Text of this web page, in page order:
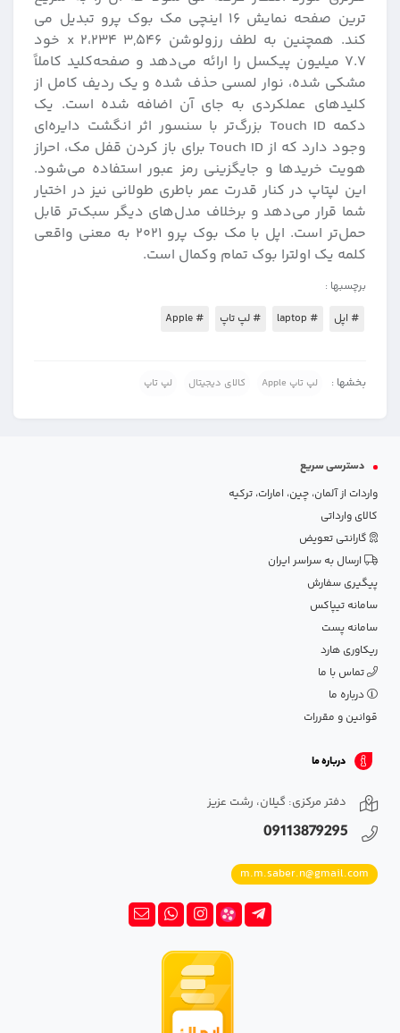
ترین صفحه نمایش ۱۶ اینچی مک بوک پرو تبدیل می
کند. همچنین به لطف رزولوشن ۳,۵۴۶ x ۲،۲۳۴ خود
۷.۷ میلیون پیکسل را ارائه می‌دهد و صفحه‌کلید کاملاً
مشکی شده، نوار لمسی حذف شده و یک ردیف کامل از
کلیدهای عملکردی به جای آن اضافه شده است. یک
دکمه Touch ID بزرگ‌تر با سنسور اثر انگشت دایره‌ای
وجود دارد که از Touch ID برای باز کردن قفل مک، احراز
هویت خریدها و جایگزینی رمز عبور استفاده می‌شود.
این لپتاپ در کنار قدرت عمر باطری طولانی نیز در اختیار
شما قرار می‌دهد و برخلاف مدل‌های دیگر سبک‌تر قابل
حمل‌تر است. اپل با مک بوک پرو ۲۰۲۱ به معنی واقعی
کلمه یک اولترا بوک تمام وکمال است.
برچسبها :
# اپل # laptop # لپ تاپ # Apple
بخشها : لپ تاپ Apple کالای دیجیتال لپ تاپ
دسترسی سریع
واردات از آلمان، چین، امارات، ترکیه
کالای وارداتی
گارانتی تعویض
ارسال به سراسر ایران
پیگیری سفارش
سامانه تیپاکس
سامانه پست
ریکاوری هارد
تماس با ما
درباره ما
قوانین و مقررات
درباره ما
دفتر مرکزی: گیلان، رشت عزیز
09113879295
m.m.saber.n@gmail.com